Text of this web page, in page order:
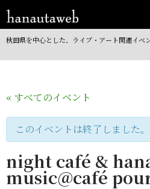
検
索
コ
ン
ン
移
秋田県を中心とした、ライブ・アート関連イベ
« すべてのイベント
このイベントは終了しました。
night café &
music@café